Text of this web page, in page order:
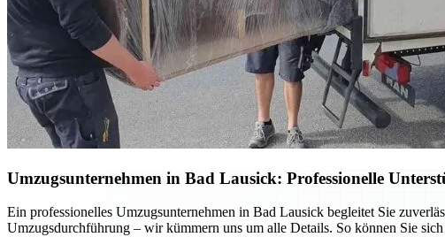
Umzugsunternehmen in Bad Lausick: Professionelle
Ein professionelles Umzugsunternehmen in Bad Lausick begleitet Sie
Umzugsdurchführung – wir kümmern uns um alle Details. So können Sie